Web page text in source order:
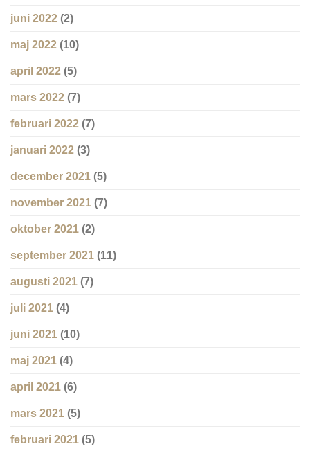
juni 2022 (2)
maj 2022 (10)
april 2022 (5)
mars 2022 (7)
februari 2022 (7)
januari 2022 (3)
december 2021 (5)
november 2021 (7)
oktober 2021 (2)
september 2021 (11)
augusti 2021 (7)
juli 2021 (4)
juni 2021 (10)
maj 2021 (4)
april 2021 (6)
mars 2021 (5)
februari 2021 (5)